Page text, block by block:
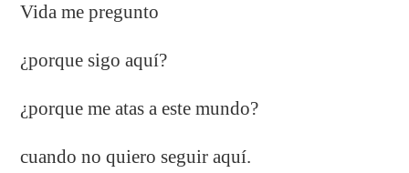
Vida me pregunto
¿porque sigo aquí?
¿porque me atas a este mundo?
cuando no quiero seguir aquí.